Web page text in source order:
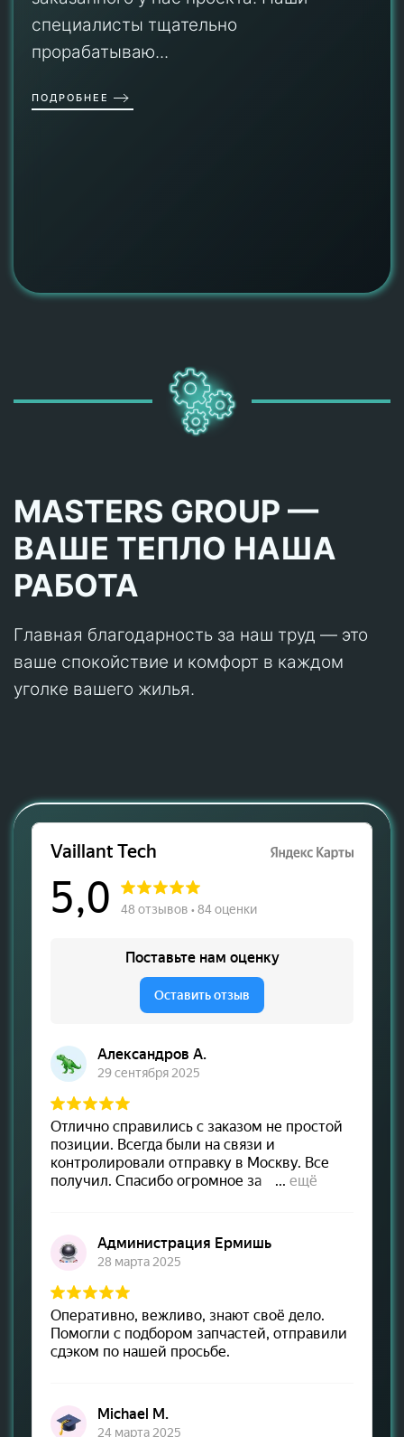
специалисты тщательно
прорабатываю...
ПОДРОБНЕЕ
MASTERS GROUP —
ВАШЕ ТЕПЛО НАША
РАБОТА
Главная благодарность за наш труд — это
ваше спокойствие и комфорт в каждом
уголке вашего жилья.